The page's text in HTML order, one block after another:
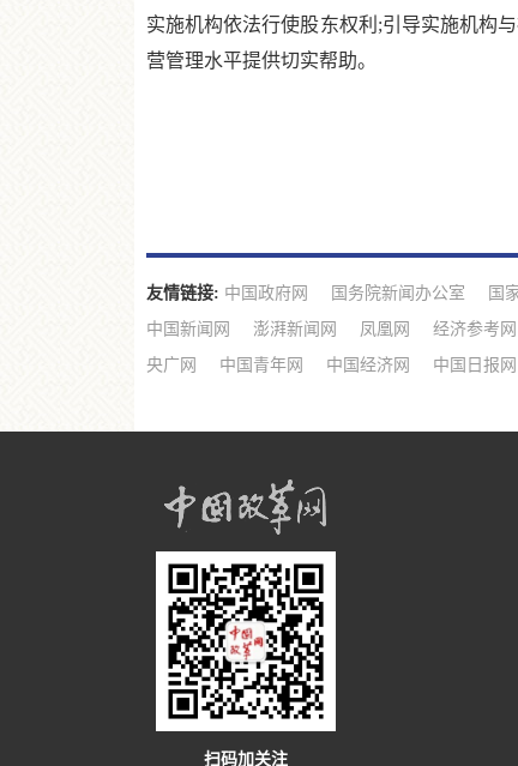
实施机构依法行使股东权利;引导实施机构
营管理水平提供切实帮助。
友情链接: 中国政府网 国务院新闻办公室 国
中国新闻网
澎湃新闻网 凤凰网 经济参考网
央广网
中国青年网 中国经济网 中国日报网
扫码加关注